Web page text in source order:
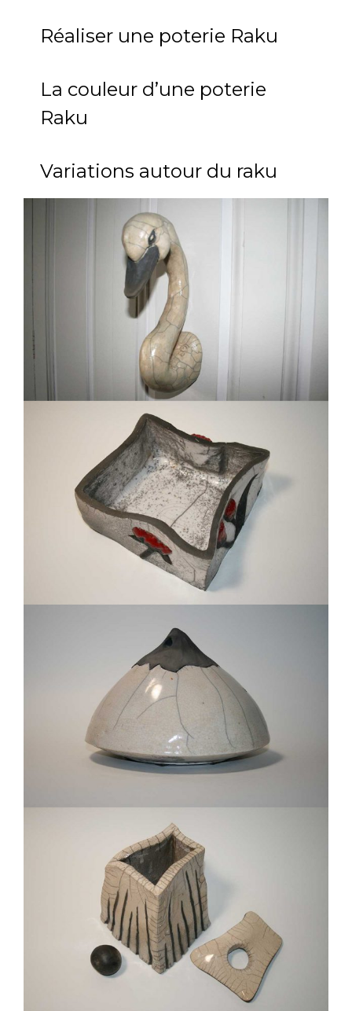
Réaliser une poterie Raku
La couleur d’une poterie
Raku
Variations autour du raku